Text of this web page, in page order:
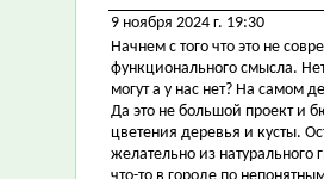
9 ноября 2024 г. 19:30
Начнем с того что это не
функционального смысла.
могут а у нас нет? На самом
Да это не большой проект и
цветения деревья и кусты.
желательно из